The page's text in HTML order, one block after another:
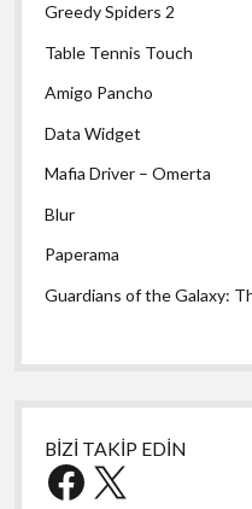
Greedy Spiders 2
Table Tennis Touch
Amigo Pancho
Data Widget
Mafia Driver – Omerta
Blur
Paperama
Guardians of the Galaxy:
BİZİ TAKİP EDİN
Facebook
X